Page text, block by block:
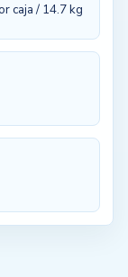
caja / 14.7 kg